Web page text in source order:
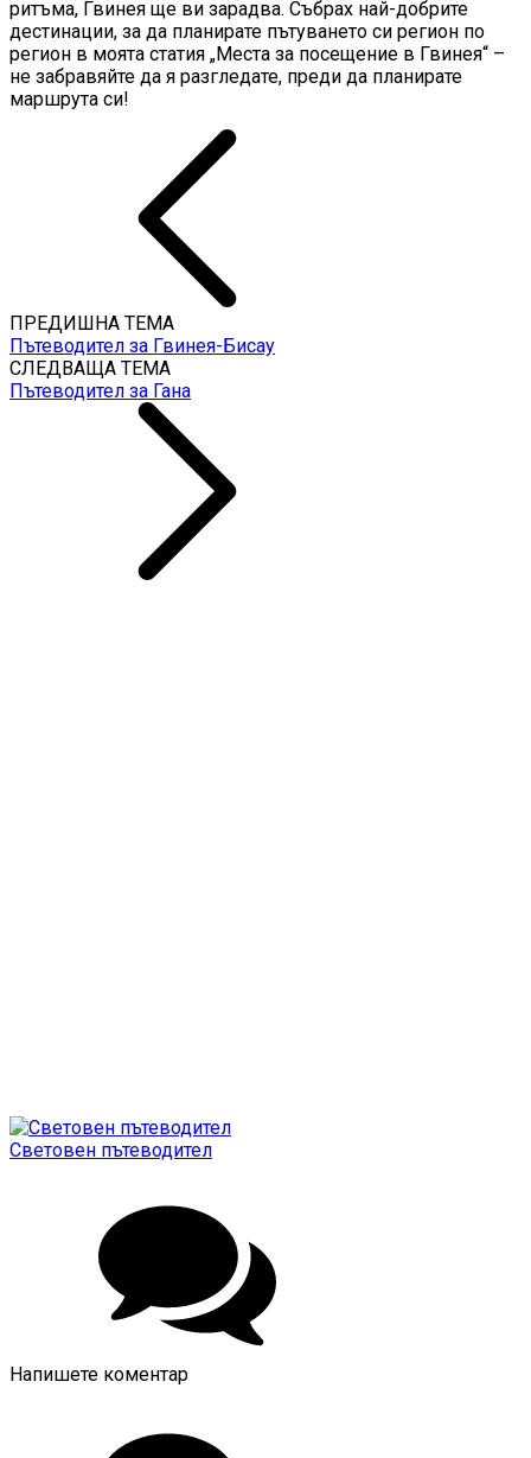
ритъма, Гвинея ще ви зарадва. Събрах най-добрите
дестинации, за да планирате пътуването си регион по
регион в моята статия „Места за посещение в Гвинея“ –
не забравяйте да я разгледате, преди да планирате
маршрута си!
ПРЕДИШНА ТЕМА
Пътеводител за Гвинея-Бисау
СЛЕДВАЩА ТЕМА
Пътеводител за Гана
Световен пътеводител
Напишете коментар